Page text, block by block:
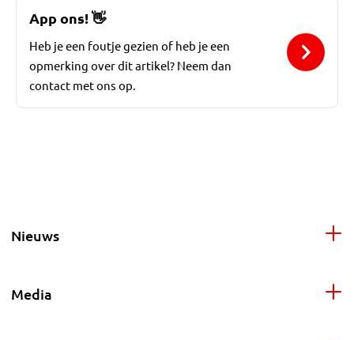
App ons!👋
Heb je een foutje gezien of heb je een
opmerking over dit artikel? Neem dan
contact met ons op.
Nieuws
Media